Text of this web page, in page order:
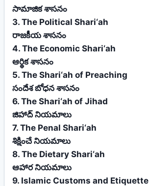
సామాజిక శాసనం
3. The Political Shari‘ah
రాజకీయ శాసనం
4. The Economic Shari‘ah
ఆర్థిక శాసనం
5. The Shari‘ah of Preaching
సందేశ బోధన శాసనం
6. The Shari‘ah of Jihad
జిహాద్ నియమాలు
7. The Penal Shari‘ah
శిక్షించే నియమాలు
8. The Dietary Shari‘ah
ఆహార నియమాలు
9. Islamic Customs and Etiquette